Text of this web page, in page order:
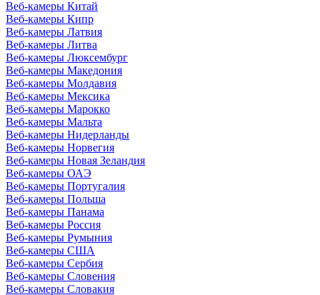
Веб-камеры Китай
Веб-камеры Кипр
Веб-камеры Латвия
Веб-камеры Литва
Веб-камеры Люксембург
Веб-камеры Македония
Веб-камеры Молдавия
Веб-камеры Мексика
Веб-камеры Марокко
Веб-камеры Мальта
Веб-камеры Нидерланды
Веб-камеры Норвегия
Веб-камеры Новая Зеландия
Веб-камеры ОАЭ
Веб-камеры Португалия
Веб-камеры Польша
Веб-камеры Панама
Веб-камеры Россия
Веб-камеры Румыния
Веб-камеры США
Веб-камеры Сербия
Веб-камеры Словения
Веб-камеры Словакия